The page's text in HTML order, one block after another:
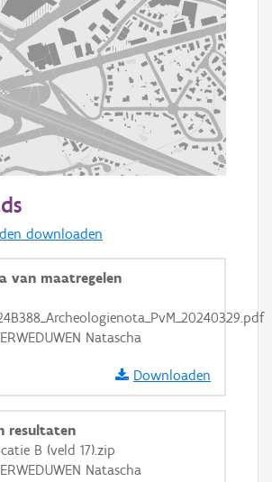
Vlaanderen
−
downloaden
van maatregelen
Natascha
Downloaden
resultaten
B (veld 17).zip
Natascha